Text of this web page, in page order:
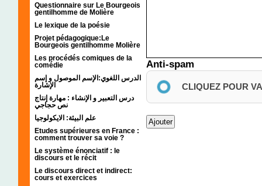
Questionnaire sur Le Bourgeois
gentilhomme de Molière
Le lexique de la poésie
Projet pédagogique:Le
Bourgeois gentilhomme Molière
Les procédés comiques de la
comédie
الدرس اللغوي:الإسم الموصول و إسم
الإشارة
درس التعبير و الإنشاء : مهارة إنتاج
نص حجاجي
علم البيئة: الايكولوجيا
Etudes supérieures en France :
comment trouver sa voie ?
Le système énonciatif : le
discours et le récit
Le discours direct et indirect:
cours et exercices
Anti-spam
CLIQUEZ POUR